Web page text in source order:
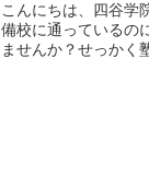
こんにちは、四谷学
備校に通っているの
ませんか？せっかく